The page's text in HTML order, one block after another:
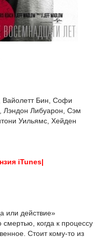
Вайолетт Бин, Софи
Либуарон, Сэм
Уильямс, Хейден
iTunes|
или действие»
когда к процессу
Стоит кому-то из